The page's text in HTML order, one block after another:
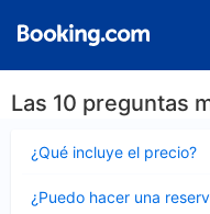
Las 10 preguntas
¿Qué incluye el precio?
cerrado
¿Puedo hacer una
cerrado